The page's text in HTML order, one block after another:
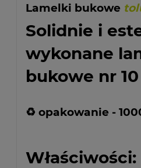
Lamelki bukowe
Solidnie i
wykonane
bukowe nr 10
♻ opakowanie -
Właściwości: